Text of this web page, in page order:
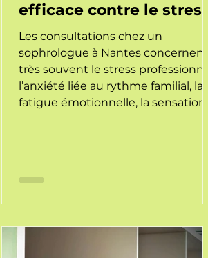
efficace contre le stress
Les consultations chez un
sophrologue à Nantes concernent
très souvent le stress professionnel
l’anxiété liée au rythme familial, la
fatigue émotionnelle, la sensation